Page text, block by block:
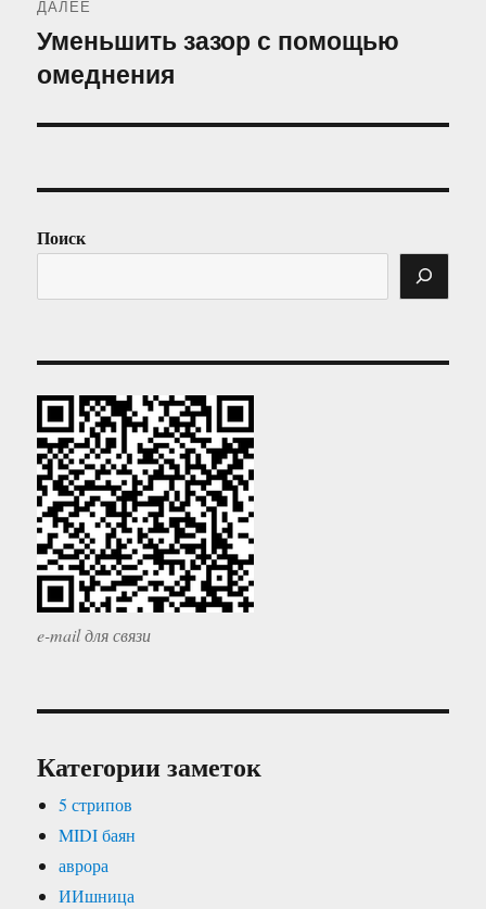
ДАЛЕЕ
Следующая
запись:
Уменьшить зазор с помощью
омеднения
Поиск
e-mail для связи
Категории заметок
5 стрипов
MIDI баян
аврора
ИИшница